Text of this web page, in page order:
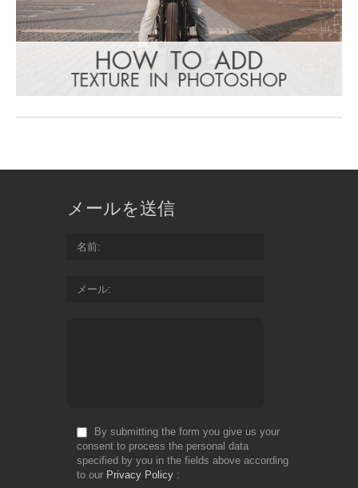
メールを送信
名前
メール
By submitting the form you give us your
consent to process the personal data
specified by you in the fields above according
to our Privacy Policy